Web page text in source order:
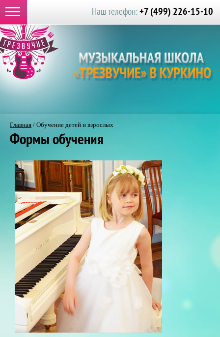
Наш телефон:+7 (499) 226-15-10
Главная / Обучение детей и взрослых
Формы обучения